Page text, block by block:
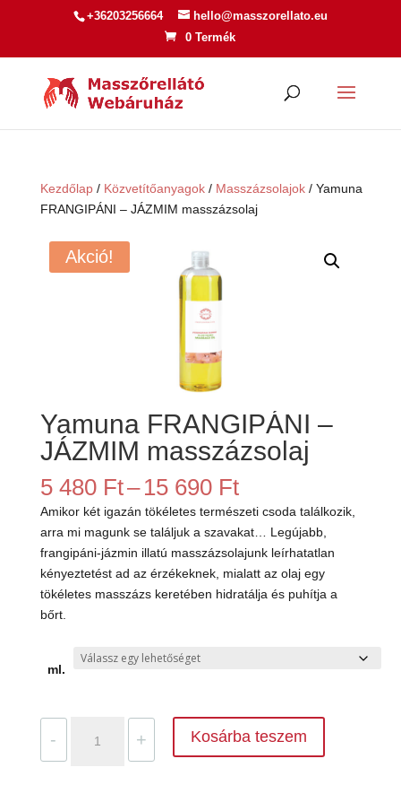
+36203256664
hello@masszorellato.eu
0 Termék
Kezdőlap/ Közvetítőanyagok/ Masszázsolajok/ Yamuna
FRANGIPÁNI – JÁZMIM masszázsolaj
Akció!
Yamuna FRANGIPÁNI –
JÁZMIM masszázsolaj
5 480 Ft– 15 690 FtÁrtartomány:
5
480 Ft
-
15
690 Ft
Amikor két igazán tökéletes természeti csoda találkozik,
arra mi magunk se találjuk a szavakat… Legújabb,
frangipáni-jázmin illatú masszázsolajunk leírhatatlan
kényeztetést ad az érzékeknek, mialatt az olaj egy
tökéletes masszázs keretében hidratálja és puhítja a
bőrt.
ml.
-
FRANGIPÁNI+ Kosárba teszem